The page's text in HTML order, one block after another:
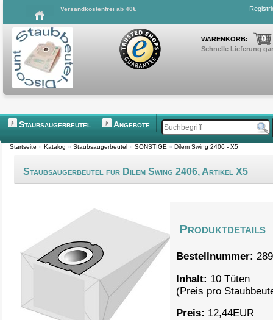
Versandkostenfrei ab 40€
WARENKORB: 0
Schnelle Lieferung
Staubsaugerbeutel Angebote
Startseite » Katalog » Staubsaugerbeutel » SONSTIGE » Dilem Swing 2406 - X5
Staubsaugerbeutel für Dilem Swing 2406, Artikel X5
Produktdetails
Bestellnummer:
Inhalt: 10 Tüten
(Preis pro
Preis: 12,44EUR